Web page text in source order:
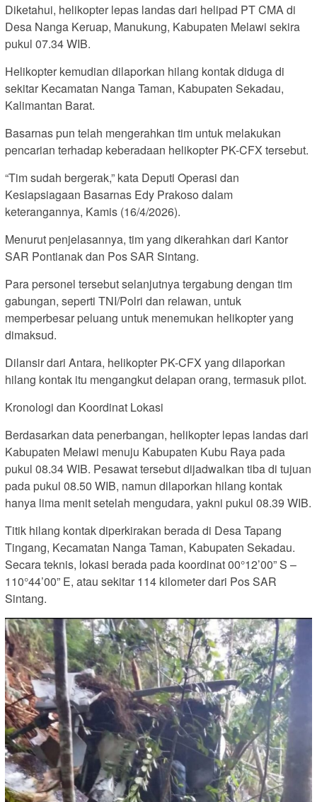
Diketahui, helikopter lepas landas dari helipad PT CMA di
Desa Nanga Keruap, Manukung, Kabupaten Melawi sekira
pukul 07.34 WIB.
Helikopter kemudian dilaporkan hilang kontak diduga di
sekitar Kecamatan Nanga Taman, Kabupaten Sekadau,
Kalimantan Barat.
Basarnas pun telah mengerahkan tim untuk melakukan
pencarian terhadap keberadaan helikopter PK-CFX tersebut.
“Tim sudah bergerak,” kata Deputi Operasi dan
Kesiapsiagaan Basarnas Edy Prakoso dalam
keterangannya, Kamis (16/4/2026).
Menurut penjelasannya, tim yang dikerahkan dari Kantor
SAR Pontianak dan Pos SAR Sintang.
Para personel tersebut selanjutnya tergabung dengan tim
gabungan, seperti TNI/Polri dan relawan, untuk
memperbesar peluang untuk menemukan helikopter yang
dimaksud.
Dilansir dari Antara, helikopter PK-CFX yang dilaporkan
hilang kontak itu mengangkut delapan orang, termasuk pilot.
Kronologi dan Koordinat Lokasi
Berdasarkan data penerbangan, helikopter lepas landas dari
Kabupaten Melawi menuju Kabupaten Kubu Raya pada
pukul 08.34 WIB. Pesawat tersebut dijadwalkan tiba di tujuan
pada pukul 08.50 WIB, namun dilaporkan hilang kontak
hanya lima menit setelah mengudara, yakni pukul 08.39 WIB.
Titik hilang kontak diperkirakan berada di Desa Tapang
Tingang, Kecamatan Nanga Taman, Kabupaten Sekadau.
Secara teknis, lokasi berada pada koordinat 00°12’00” S –
110°44’00” E, atau sekitar 114 kilometer dari Pos SAR
Sintang.